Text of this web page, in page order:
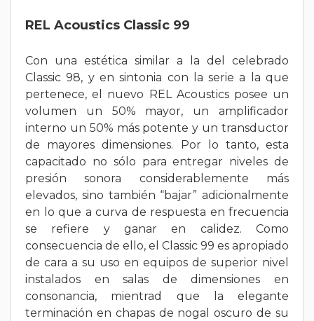
REL Acoustics Classic 99
Con una estética similar a la del celebrado
Classic 98, y en sintonia con la serie a la que
pertenece, el nuevo REL Acoustics posee un
volumen un 50% mayor, un amplificador
interno un 50% más potente y un transductor
de mayores dimensiones. Por lo tanto, esta
capacitado no sólo para entregar niveles de
presión sonora considerablemente más
elevados, sino también “bajar” adicionalmente
en lo que a curva de respuesta en frecuencia
se refiere y ganar en calidez. Como
consecuencia de ello, el Classic 99 es apropiado
de cara a su uso en equipos de superior nivel
instalados en salas de dimensiones en
consonancia, mientrad que la elegante
terminación en chapas de nogal oscuro de su